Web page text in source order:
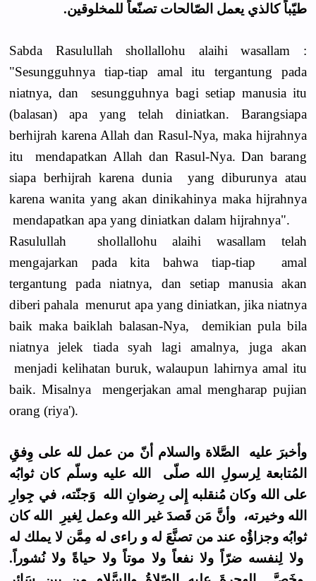
طيّباً كالذي يعمل الصّالحات تصنّعاً للمخلوقين.
Sabda Rasulullah shollallohu alaihi wasallam :
"Sesungguhnya tiap-tiap amal itu tergantung pada
niatnya, dan sesungguhnya bagi setiap manusia itu
(balasan) apa yang telah diniatkan. Barangsiapa
berhijrah karena Allah dan Rasul-Nya, maka hijrahnya
itu mendapatkan Allah dan Rasul-Nya. Dan barang
siapa berhijrah karena dunia yang diburunya atau
karena wanita yang akan dinikahinya maka hijrahnya
mendapatkan apa yang diniatkan dalam hijrahnya".
Rasulullah shollallohu alaihi wasallam telah
mengajarkan pada kita bahwa tiap-tiap amal
tergantung pada niatnya, dan setiap manusia akan
diberi pahala menurut apa yang diniatkan, jika niatnya
baik maka baiklah balasan-Nya, demikian pula bila
niatnya jelek tiada syah lagi amalnya, juga akan
menjadi kelihatan buruk, walaupun lahirnya amal itu
baik. Misalnya mengerjakan amal mengharap pujian
orang (riya').
وأخبرَ عليه الصَّلاة والسلام أنّ من عمل لله على وِفقِ
المُتابعة لِرسولِ الله صلّى الله عليه وسلّم كان ثوابُه
على الله وكان مُنقلبه إِلى رِضوانِ الله وَجنّته، في جِوارِ
الله وخيرته، وأنَّ مَن قَصدَ غير الله وعمل لِغيرِ الله كان
ثوابُه وجزاؤُه عند من تصنَّعَ له و راءى له مِمَّن لا يملك له
ولا لِنفسه ضرّاً ولا نفعاً ولا موتاً ولا حياةً ولا نُشوراً.